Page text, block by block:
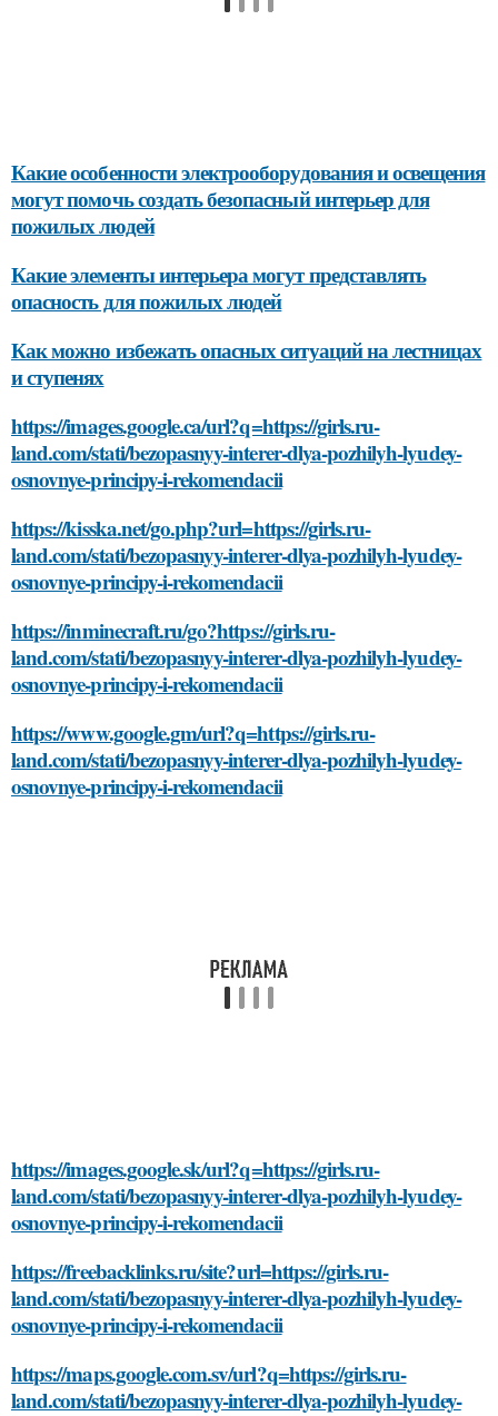
Какие особенности электрооборудования и освещения
могут помочь создать безопасный интерьер для
пожилых людей
Какие элементы интерьера могут представлять
опасность для пожилых людей
Как можно избежать опасных ситуаций на лестницах
и ступенях
https://images.google.ca/url?q=https://girls.ru-
land.com/stati/bezopasnyy-interer-dlya-pozhilyh-lyudey-
osnovnye-principy-i-rekomendacii
https://kisska.net/go.php?url=https://girls.ru-
land.com/stati/bezopasnyy-interer-dlya-pozhilyh-lyudey-
osnovnye-principy-i-rekomendacii
https://inminecraft.ru/go?https://girls.ru-
land.com/stati/bezopasnyy-interer-dlya-pozhilyh-lyudey-
osnovnye-principy-i-rekomendacii
https://www.google.gm/url?q=https://girls.ru-
land.com/stati/bezopasnyy-interer-dlya-pozhilyh-lyudey-
osnovnye-principy-i-rekomendacii
https://images.google.sk/url?q=https://girls.ru-
land.com/stati/bezopasnyy-interer-dlya-pozhilyh-lyudey-
osnovnye-principy-i-rekomendacii
https://freebacklinks.ru/site?url=https://girls.ru-
land.com/stati/bezopasnyy-interer-dlya-pozhilyh-lyudey-
osnovnye-principy-i-rekomendacii
https://maps.google.com.sv/url?q=https://girls.ru-
land.com/stati/bezopasnyy-interer-dlya-pozhilyh-lyudey-